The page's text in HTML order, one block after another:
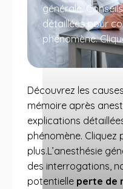
générale.
détaillées pour
phénomène.
Découvrez les
mémoire après
explications
phénomène. Cliquez
plus.L’anesthésie
des interrogations,
potentielle perte de